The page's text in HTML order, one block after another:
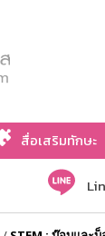
สื่อเสริมทักษะ